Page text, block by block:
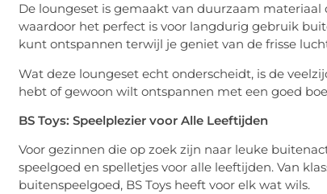
De loungeset is gemaakt van duurzaam
waardoor het perfect is voor langdurig gebruik
kunt ontspannen terwijl je geniet van de frisse
Wat deze loungeset echt onderscheidt, is de
hebt of gewoon wilt ontspannen met een goed
BS Toys: Speelplezier voor Alle Leeftijden
Voor gezinnen die op zoek zijn naar leuke
speelgoed en spelletjes voor alle leeftijden. Van
buitenspeelgoed, BS Toys heeft voor elk wat wils.